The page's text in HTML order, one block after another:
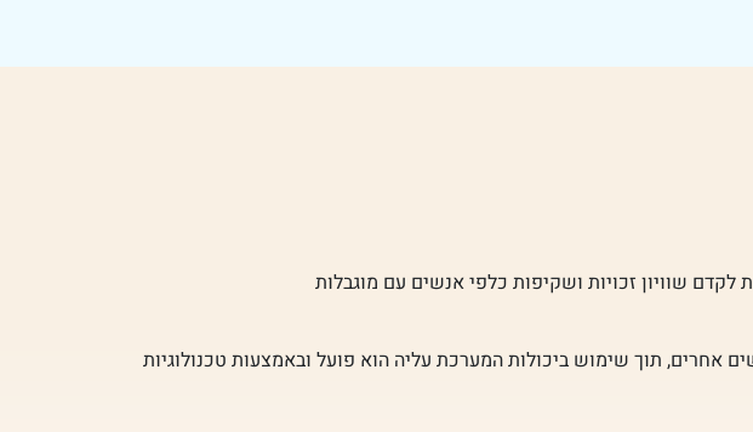
שוויון זכויות ושקיפות כלפי אנשים עם מוגבלות
אחרים, תוך שימוש ביכולות המערכת עליה הוא פועל ובאמצעות טכנולוגיות